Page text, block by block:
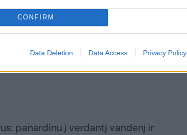
CONFIRM
Data Deletion Data Access Privacy Policy
panardinu į verdantį vandenį ir